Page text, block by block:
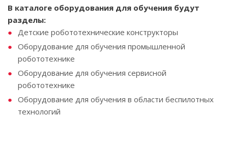
В каталоге оборудования для обучения будут
разделы:
Детские робототехнические конструкторы
Оборудование для обучения промышленной
робототехнике
Оборудование для обучения сервисной
робототехнике
Оборудование для обучения в области беспилотных
технологий